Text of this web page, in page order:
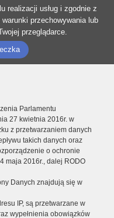
realizacji usług i zgodnie z
przechowywania lub
przeglądarce.
Parlamentu
27 kwietnia 2016r. w
z przetwarzaniem danych
takich danych oraz
o ochronie
maja 2016r., dalej RODO
Danych znajdują się w
IP, są przetwarzane w
wypełnienia obowiązków